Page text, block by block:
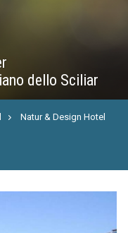
dello Sciliar
Natur & Design Hotel